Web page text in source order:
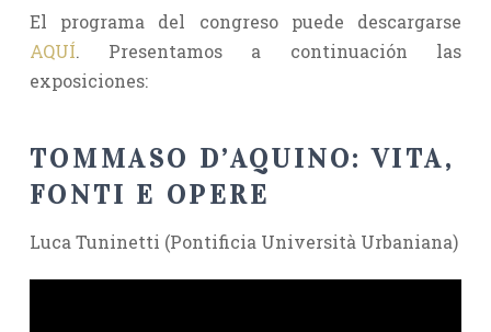
El programa del congreso puede descargarse
AQUÍ. Presentamos a continuación las
exposiciones:
TOMMASO D’AQUINO: VITA,
FONTI E OPERE
Luca Tuninetti (Pontificia Università Urbaniana)